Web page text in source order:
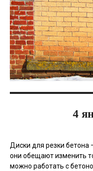
4
Диски для резки
они обещают изменить
можно работать с